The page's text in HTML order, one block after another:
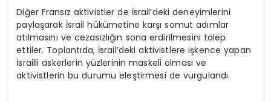
Diğer Fransız aktivistler de İsrail’deki deneyimlerini
paylaşarak İsrail hükümetine karşı somut adımlar
atılmasını ve cezasızlığın sona erdirilmesini talep
ettiler. Toplantıda, İsrail’deki aktivistlere işkence yapan
İsrailli askerlerin yüzlerinin maskeli olması ve
aktivistlerin bu durumu eleştirmesi de vurgulandı.